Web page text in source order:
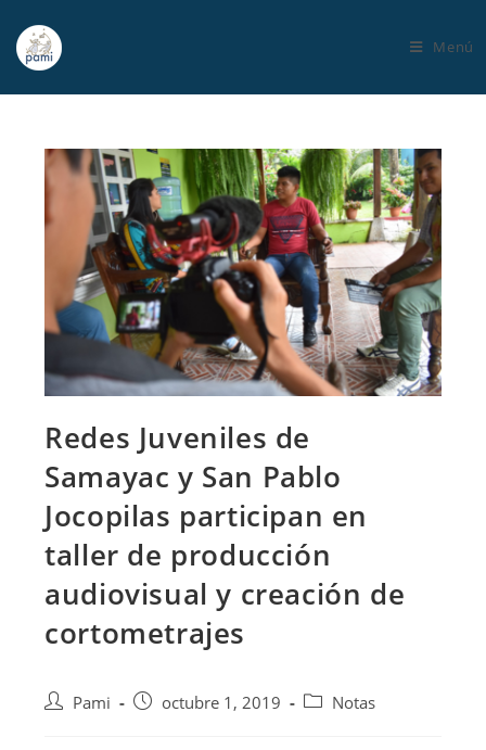
Menú
Redes Juveniles de
Samayac y San Pablo
Jocopilas participan en
taller de producción
audiovisual y creación de
cortometrajes
Pami octubre 1, 2019 Notas